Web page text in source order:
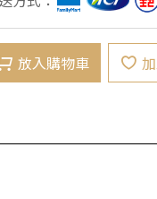
放入購物車